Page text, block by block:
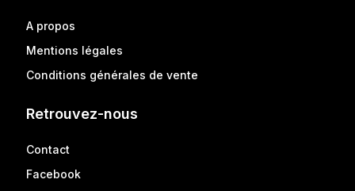
A propos
Mentions légales
Conditions générales de vente
Retrouvez-nous
Contact
Facebook